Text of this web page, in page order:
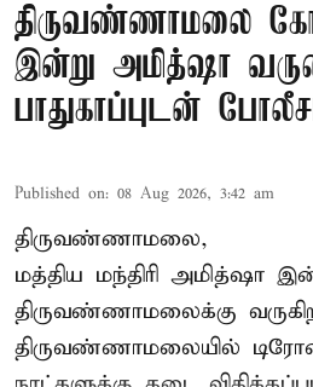
திருவண்ணாமலை
இன்று அமித்ஷா
பாதுகாப்புடன்
Published on: 08 Aug 2026, 3:42 am
திருவண்ணாமலை,
மத்திய மந்திரி அமித்ஷா
திருவண்ணாமலைக்கு
திருவண்ணாமலையில்